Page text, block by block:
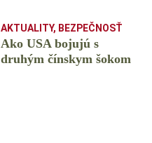
AKTUALITY, BEZPEČNOSŤ
Ako USA bojujú s
druhým čínskym šokom